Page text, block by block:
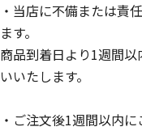
・当店に不備または責
ます。
商品到着日より1週間
いいたします。
・ご注文後1週間以内